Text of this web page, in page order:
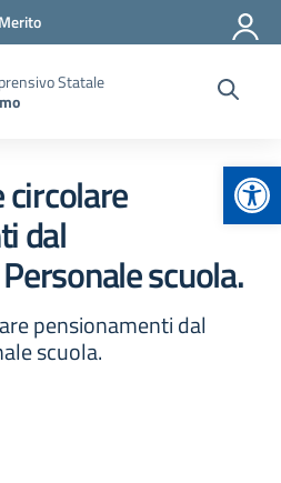
Statale
circolare
dal
scuola.
pensionamenti dal
scuola.